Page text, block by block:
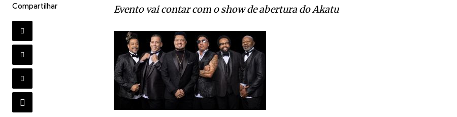
Compartilhar Evento vai contar com o show de abertura do Akatu